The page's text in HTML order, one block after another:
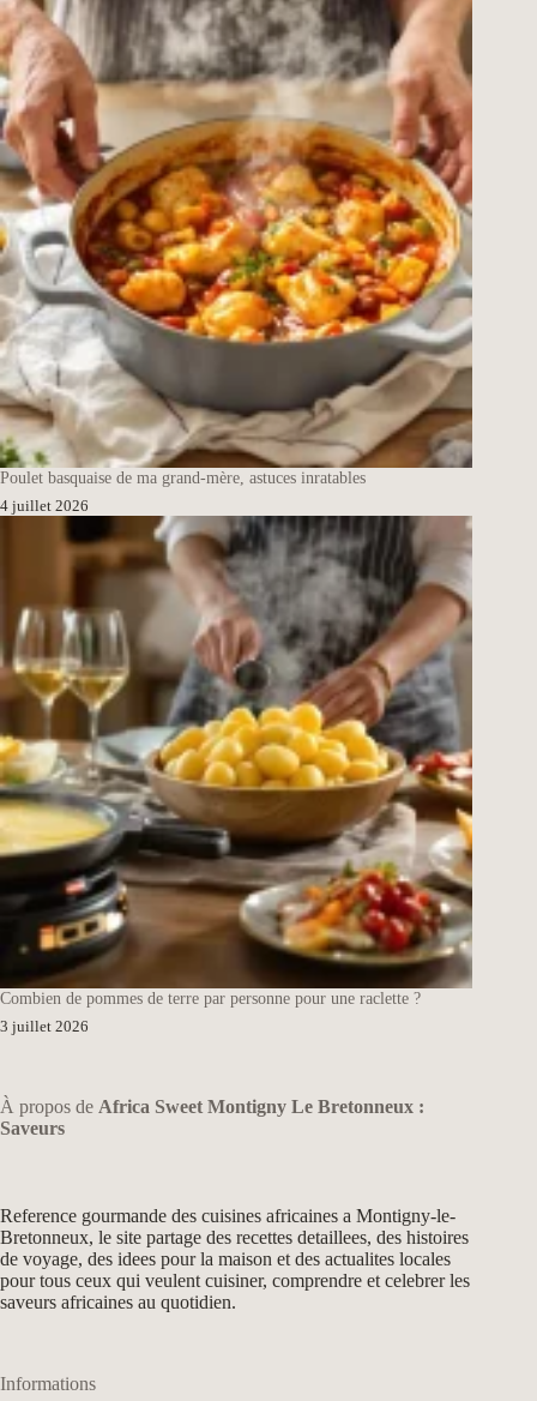
Poulet basquaise de ma grand-mère, astuces inratables
4 juillet 2026
Combien de pommes de terre par personne pour une raclette ?
3 juillet 2026
À propos de Africa Sweet Montigny Le Bretonneux :
Saveurs
Reference gourmande des cuisines africaines a Montigny-le-
Bretonneux, le site partage des recettes detaillees, des histoires
de voyage, des idees pour la maison et des actualites locales
pour tous ceux qui veulent cuisiner, comprendre et celebrer les
saveurs africaines au quotidien.
Informations